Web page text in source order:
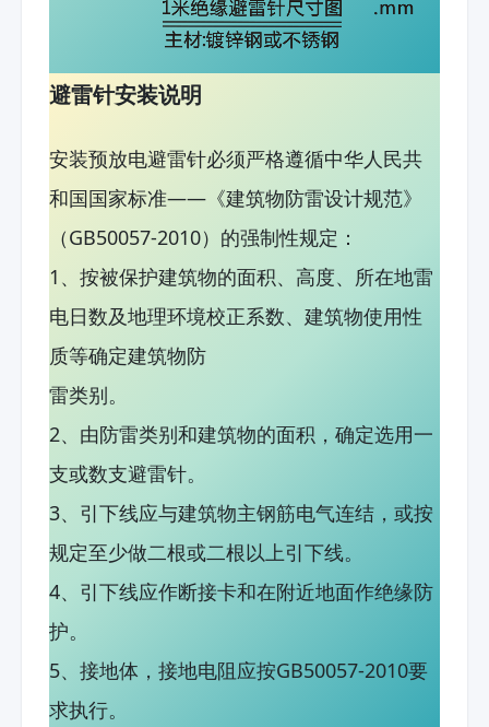
避雷针安装说明
安装预放电避雷针必须严格遵循中华人民共
和国国家标准——《建筑物防雷设计规范》
（GB50057-2010）的强制性规定：
1、按被保护建筑物的面积、高度、所在地雷
电日数及地理环境校正系数、建筑物使用性
质等确定建筑物防
雷类别。
2、由防雷类别和建筑物的面积，确定选用一
支或数支避雷针。
3、引下线应与建筑物主钢筋电气连结，或按
规定至少做二根或二根以上引下线。
4、引下线应作断接卡和在附近地面作绝缘防
护。
5、接地体，接地电阻应按GB50057-2010要
求执行。